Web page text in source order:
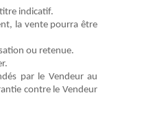
indicatif.
, la vente pourra être
ou retenue.
.
par le Vendeurau
contre leVendeur